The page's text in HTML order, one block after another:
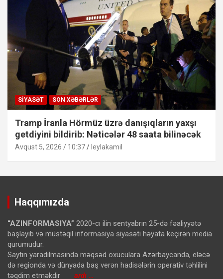
SIYASƏT SON XƏBƏRLƏR
Tramp İranla Hörmüz üzrə danışıqların yaxşı
getdiyini bildirib: Nəticələr 48 saata bilinəcək
Avqust 5, 2026 / 10:37 leylakamil
Haqqımızda
“AZINFORMASIYA” 2020-cı ilin sentyabrın 25-də fəaliyyətə
başlayıb və müstəqil informasiya siyasəti həyata keçirən media
qurumudur.
Saytın yaradılmasında məqsəd oxuculara Azərbaycanda, eləcə
də regionda və dünyada baş verən hadisələrin operativ təhlilini
təqdim etməkdir ardı …